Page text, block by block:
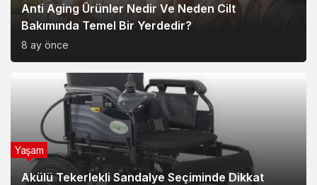
Anti Aging Ürünler Nedir Ve Neden Cilt
Bakımında Temel Bir Yerdedir?
8 ay önce
Akülü Tekerlekli Sandalye Seçiminde Dikkat
Yaşam